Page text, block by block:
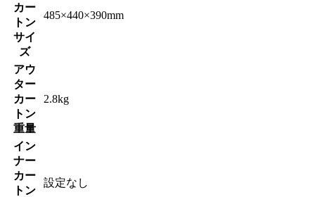
カー
トン
サイ
ズ
485×440×390mm
アウ
ター
カー
トン
重量
2.8kg
イン
ナー
カー
トン
設定なし